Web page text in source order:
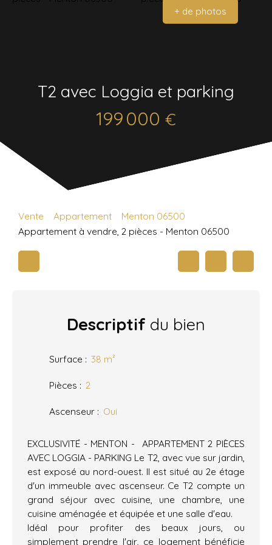
+ de photos
T2 avec Loggia et parking
199 000 €
Vente Appartement
Menton 06500
Appartement à vendre, 2 pièces - Menton 06500
Descriptif du bien
Surface : 38 m²
Pièces : 2
Ascenseur : Oui
EXCLUSIVITÉ - MENTON - APPARTEMENT 2 PIÈCES
AVEC LOGGIA - PARKING Le T2, avec vue sur jardin,
est exposé au nord-ouest. Il est situé au 2e étage
d'un immeuble avec ascenseur. Ce T2 compte un
grand séjour avec cuisine, une chambre, une
cuisine aménagée et équipée et une salle d'eau.
Idéal pour profiter des beaux jours, ou
simplement prendre l'air, ce logement bénéficie